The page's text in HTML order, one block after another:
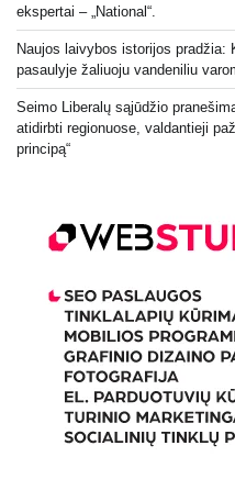
ekspertai – „National“.
Naujos laivybos istorijos pradžia:
pasaulyje žaliuoju vandeniliu
Seimo Liberalų sąjūdžio
atidirbti regionuose, valdantieji
principą“